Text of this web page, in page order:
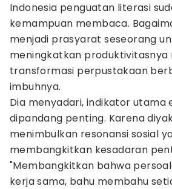
Indonesia penguatan literasi
kemampuan membaca.
menjadi prasyarat seseorang
meningkatkan produktivitasnya
transformasi perpustakaan
imbuhnya.
Dia menyadari, indikator utama
dipandang penting. Karena
menimbulkan resonansi sosial
membangkitkan kesadaran
"Membangkitkan bahwa
kerja sama, bahu membahu